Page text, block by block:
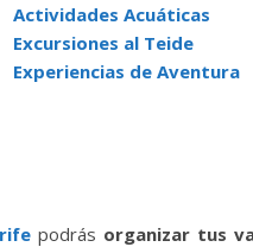
Actividades Acuáticas
Excursiones al Teide
Experiencias de Aventura
podrás organizar tus